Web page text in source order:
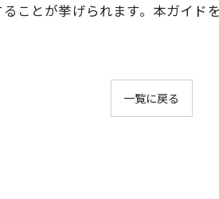
ことが挙げられます。本ガイ
一覧に戻る